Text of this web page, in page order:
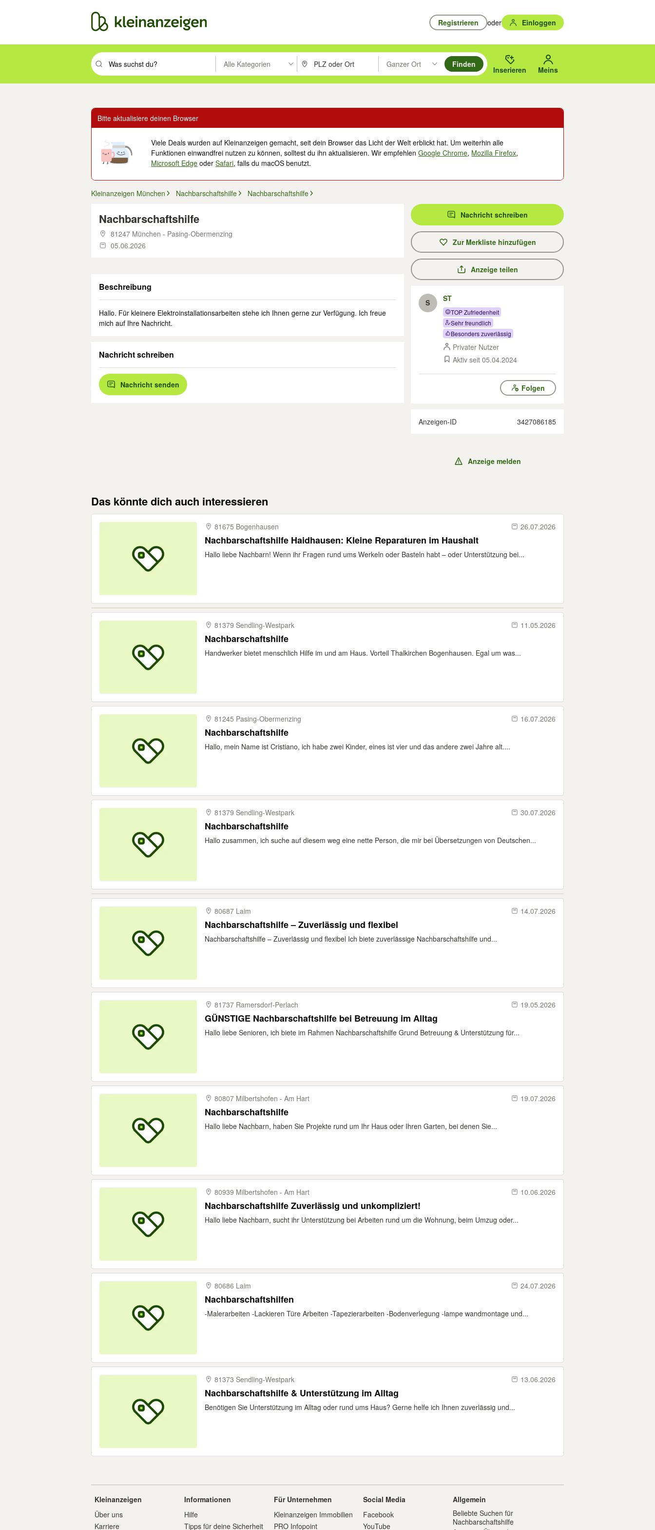
Registrieren oder Einloggen
Suchbegriff eingeben. Eingabetaste drücken um zu suchen, oder Vorschläge mit den Pfeiltasten nach oben/unten durchsuchen und mit Eingabetaste auswählen.
Alle Kategorien PLZ oder Ort eingeben. Eingabetaste drücken um zu suchen, oder Vorschläge mit den Pfeiltasten nach oben/
Ganzer Ort
Suche im Umkreis des gewählten Orts oder PLZ.
Finden
Inserieren Meins
Bitte aktualisiere deinen Browser
Viele Deals wurden auf Kleinanzeigen gemacht, seit dein Browser das Licht der Welt erblickt hat. Um weiterhin alle
Funktionen einwandfrei nutzen zu können, solltest du ihn aktualisieren. Wir empfehlenGoogle Chrome, Mozilla Firefox,
Microsoft Edge oderSafari, falls du macOS benutzt.
Kleinanzeigen München Nachbarschaftshilfe Nachbarschaftshilfe
Nachbarschaftshilfe
81247 München - Pasing-Obermenzing
05.06.2026
Beschreibung
Hallo. Für kleinere Elektroinstallationsarbeiten stehe ich Ihnen gerne zur Verfügung. Ich freue
mich auf Ihre Nachricht.
Nachricht schreiben
Nachricht senden
Nachricht schreiben
Zur Merkliste hinzufügen
Anzeige teilen
S ST
TOP Zufriedenheit
Sehr freundlich
Besonders zuverlässig
Privater Nutzer
Aktiv seit 05.04.2024
Folgen
Anzeigen-ID 3427086185
Anzeige melden
Das könnte dich auch interessieren
81675 Bogenhausen 26.07.2026
Nachbarschaftshilfe Haidhausen: Kleine Reparaturen im Haushalt
Hallo liebe Nachbarn! Wenn ihr Fragen rund ums Werkeln oder Basteln habt – oder Unterstützung bei...
81379 Sendling-​Westpark 11.05.2026
Nachbarschaftshilfe
Handwerker bietet menschlich Hilfe im und am Haus. Vorteil Thalkirchen Bogenhausen. Egal um was...
81245 Pasing-​Obermenzing 16.07.2026
Nachbarschaftshilfe
Hallo, mein Name ist Cristiano, ich habe zwei Kinder, eines ist vier und das andere zwei Jahre alt....
81379 Sendling-​Westpark 30.07.2026
Nachbarschaftshilfe
Hallo zusammen, ich suche auf diesem weg eine nette Person, die mir bei Übersetzungen von Deutschen...
80687 Laim 14.07.2026
Nachbarschaftshilfe – Zuverlässig und flexibel
Nachbarschaftshilfe – Zuverlässig und flexibel Ich biete zuverlässige Nachbarschaftshilfe und...
81737 Ramersdorf-​Perlach 19.05.2026
GÜNSTIGE Nachbarschaftshilfe bei Betreuung im Alltag
Hallo liebe Senioren, ich biete im Rahmen Nachbarschaftshilfe Grund Betreuung & Unterstützung für...
80807 Milbertshofen -​ Am Hart 19.07.2026
Nachbarschaftshilfe
Hallo liebe Nachbarn, haben Sie Projekte rund um Ihr Haus oder Ihren Garten, bei denen Sie...
80939 Milbertshofen -​ Am Hart 10.06.2026
Nachbarschaftshilfe Zuverlässig und unkompliziert!
Hallo liebe Nachbarn, sucht ihr Unterstützung bei Arbeiten rund um die Wohnung, beim Umzug oder...
80686 Laim 24.07.2026
Nachbarschaftshilfen
-Malerarbeiten -Lackieren Türe Arbeiten -Tapezierarbeiten -Bodenverlegung -lampe wandmontage und...
81373 Sendling-​Westpark 13.06.2026
Nachbarschaftshilfe & Unterstützung im Alltag
Benötigen Sie Unterstützung im Alltag oder rund ums Haus? Gerne helfe ich Ihnen zuverlässig und...
Kleinanzeigen
Über uns
Karriere
Informationen
Hilfe
Tipps für deine Sicherheit
Für Unternehmen
Kleinanzeigen Immobilien
PRO Infopoint
Social Media
Facebook
YouTube
Allgemein
Beliebte Suchen für
Nachbarschaftshilfe